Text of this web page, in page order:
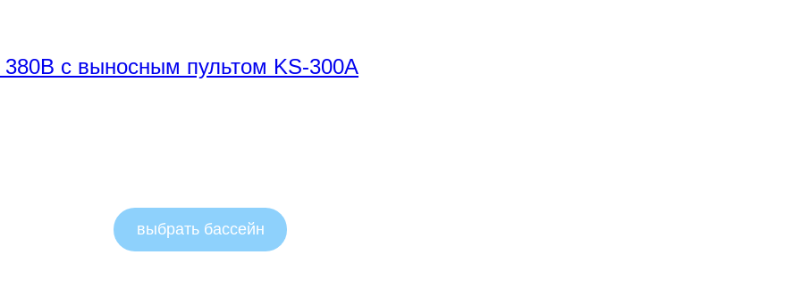
380В с выносным пультом KS-300A
выбрать бассейн